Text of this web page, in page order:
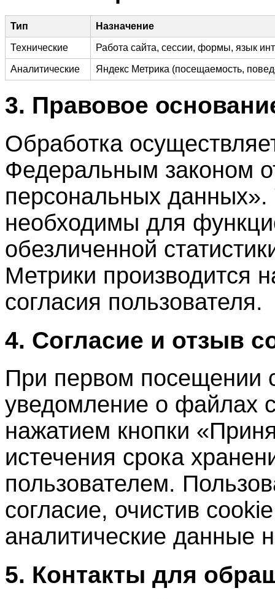
Тип Назначение
Технические Работа сайта, сессии, формы, язык
Аналитические Яндекс Метрика (посещаемость,
3. Правовое
Обработка
Федеральным законом
персональных данных».
необходимы для
обезличенной
Метрики производится
согласия пользователя.
4. Согласие и отзыв
При первом посещении
уведомление о файлах
нажатием кнопки
истечения срока
пользователем.
согласие, очистив
аналитические данные
5. Контакты для